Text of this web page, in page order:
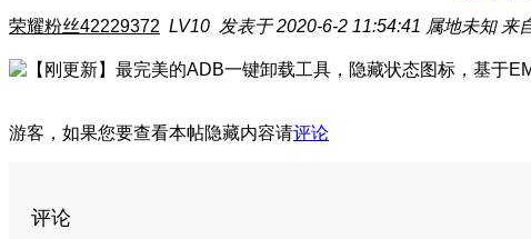
荣耀粉丝42229372 LV10 发表于 2020-6-2 11:54:41 属地未知 来
游客，如果您要查看本帖隐藏内容请评论
评论